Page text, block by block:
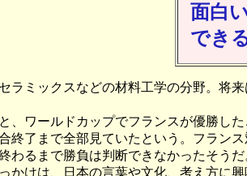
面白
でき
ラミックスなどの材料工学の分野。将
、ワールドカップでフランスが優勝し
終了まで全部見ていたという。フラン
わるまで勝負は判断できなかったそうだ
かけは、日本の言葉や文化、考え方に